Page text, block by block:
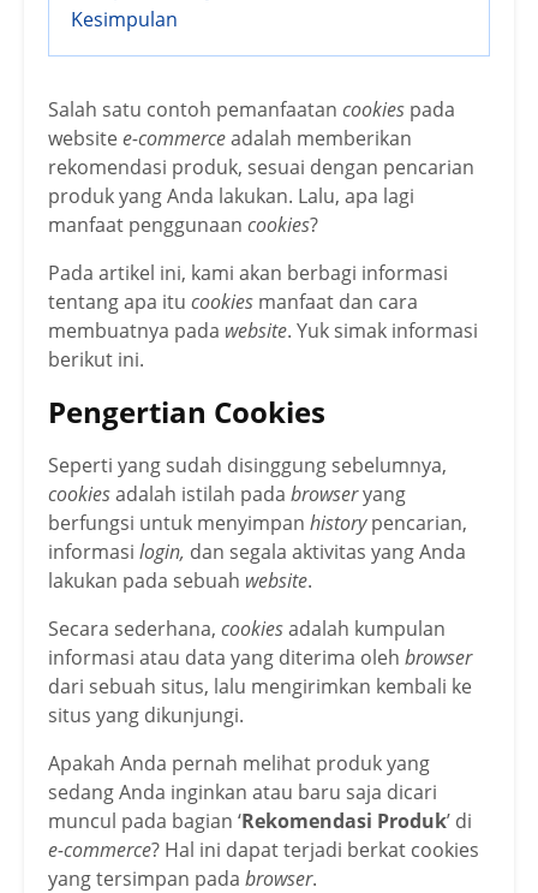
Kesimpulan
Salah satu contoh pemanfaatan cookies pada
websitee-commerceadalah memberikan
rekomendasi produk, sesuai dengan pencarian
produk yang Anda lakukan. Lalu, apa lagi
manfaat penggunaan cookies?
Pada artikel ini, kami akan berbagi informasi
tentang apa itu cookies manfaat dan cara
membuatnya pada website. Yuk simak informasi
berikut ini.
Pengertian Cookies
Seperti yang sudah disinggung sebelumnya,
cookiesadalah istilah pada browseryang
berfungsi untuk menyimpan historypencarian,
informasi login, dan segala aktivitas yang Anda
lakukan pada sebuah website.
Secara sederhana, cookiesadalah kumpulan
informasi atau data yang diterima oleh browser
dari sebuah situs, lalu mengirimkan kembali ke
situs yang dikunjungi.
Apakah Anda pernah melihat produk yang
sedang Anda inginkan atau baru saja dicari
muncul pada bagian ‘Rekomendasi Produk’ di
e-commerce? Hal ini dapat terjadi berkat cookies
yang tersimpan pada browser.